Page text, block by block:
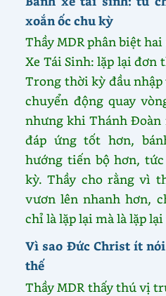
xoắn ốc chu kỳ
Thầy MDR phân biệt
Xe Tái Sinh: lặp lại đơn
Trong thời kỳ đầu
chuyển động quay
nhưng khi Thánh Đoàn
đáp ứng tốt hơn,
hướng tiến bộ hơn,
kỳ. Thầy cho rằng vì
vươn lên nhanh hơn,
chỉ là lặp lại mà là lặp
Vì sao Đức Christ ít
thế
Thầy MDR thấy thú vị